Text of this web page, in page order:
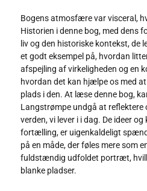
Bogens atmosfære var visceral,
Historien i denne bog, med dens
liv og den historiske kontekst, de
et godt eksempel på, hvordan
afspejling af virkeligheden og en
hvordan det kan hjælpe os med
plads i den. At læse denne bog,
Langstrømpe undgå at
verden, vi lever i i dag. De ideer
fortælling, er uigenkaldeligt
på en måde, der føles mere som
fuldstændig udfoldet portræt,
blanke pladser.